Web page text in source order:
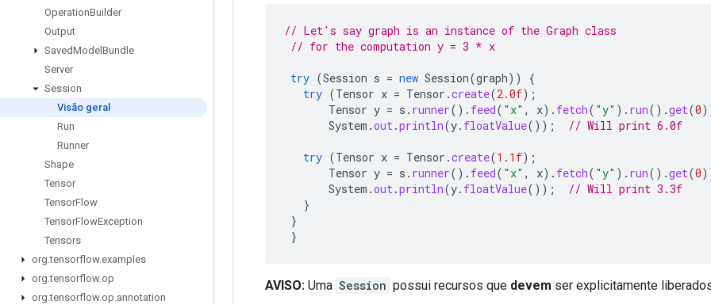
OperationBuilder
Output
SavedModel Bundle
Server
Session
Visão geral
Run
Runner
Shape
Tensor
TensorFlow
TensorFlowException
Tensors
org.tensorflow.examples
org.tensorflow.op
org.tensorflow.op.annotation
// Let's say graph is an instance of the Graph class
// for the computation y = 3 * x
try (Session s = new Session(graph))
{
try (Tensor x = Tensor .create(2.0f);
Tensor y = s . runner(). feed( "x" , x). fetch( "y" ). run().get(0
System .out.println(y. floatValue()); // Will print 6.0f
try (Tensor x = Tensor .create(1.1f);
Tensor y = s . runner(). feed( "x" , x). fetch( "y" ). run().get(0
System .out.println(y. floatValue());
// Will print 3.3f
}
}
}
AVISO: Uma Session possui recursos que devem ser explicitamente